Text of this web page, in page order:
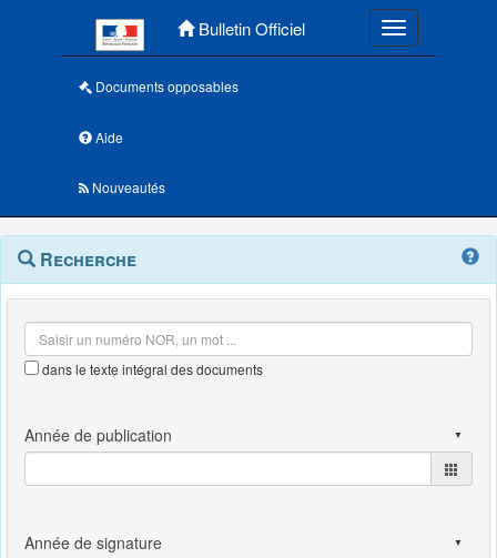
Bulletin Officiel Toggle
Documents opposables
Aide
Nouveautés
Navigation
outils
Menu
contextuel
Recherche
dans le texte intégral des documents